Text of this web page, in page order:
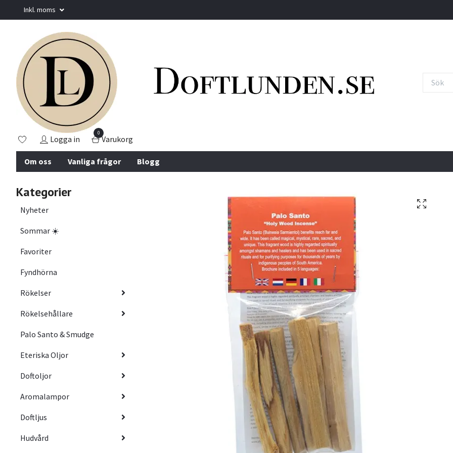
Inkl. moms
Logga in
0
Varukorg
Om oss Vanliga frågor Blogg
Kategorier
Nyheter
Sommar ☀️
Favoriter
Fyndhörna
Rökelser
Rökelsehållare
Palo Santo & Smudge
Eteriska Oljor
Doftoljor
Aromalampor
Doftljus
Hudvård